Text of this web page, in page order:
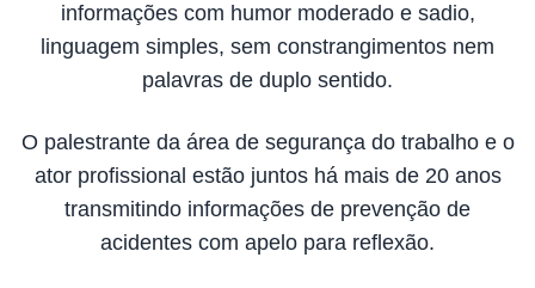
informações com humor moderado e sadio,
linguagem simples, sem constrangimentos nem
palavras de duplo sentido.
O palestrante da área de segurança do trabalho e o
ator profissional estão juntos há mais de 20 anos
transmitindo informações de prevenção de
acidentes com apelo para reflexão.